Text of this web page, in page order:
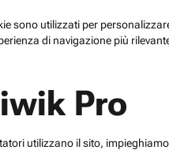
sono utilizzati per
di navigazione più
Pro
utilizzano il sito,